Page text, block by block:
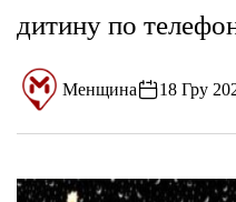
Новини
Інтерв’ю
дитину по
Менщина 18 Гру